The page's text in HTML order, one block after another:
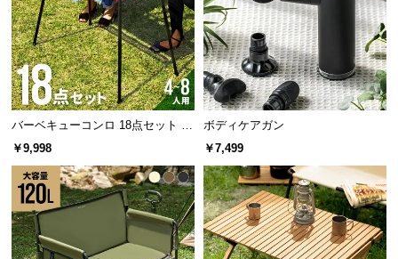
約
に
つ
い
て
サ
ポ
バーベキューコンロ 18点セット 高
さ調節可能
￥9,998
ボディケアガン
￥7,499